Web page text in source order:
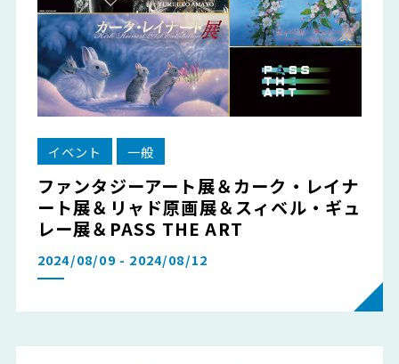
イベント 一般
ファンタジーアート展＆カーク・レイナ
ート展＆リャド原画展＆スィベル・ギュ
レー展＆PASS THE ART
2024/08/09 - 2024/08/12